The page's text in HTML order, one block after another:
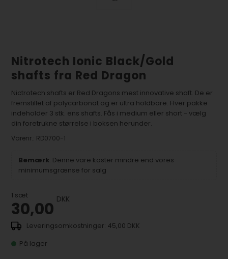
Nitrotech Ionic Black/Gold
shafts fra Red Dragon
Nictrotech shafts er Red Dragons mest innovative shaft. De er
fremstillet af polycarbonat og er ultra holdbare. Hver pakke
indeholder 3 stk. ens shafts. Fås i medium eller short - vælg
din foretrukne størrelse i boksen herunder.
Varenr.: RD0700-1
Bemærk: Denne vare koster mindre end vores
minimumsgrænse for salg
1 sæt
30,00 DKK
45,00 DKK
På lager